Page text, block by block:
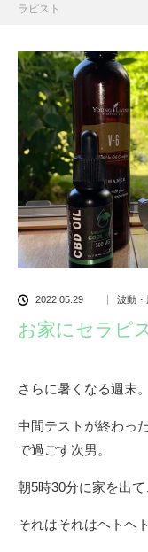
ラピスト
2022.05.29 波動
お家にセラピ
さらに暑くなる週末。
中間テストが終わっ
で過ごす次男。
朝5時30分に家を出て
それはそれはヘトヘ